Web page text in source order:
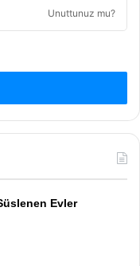
Unuttunuz mu?
Evler